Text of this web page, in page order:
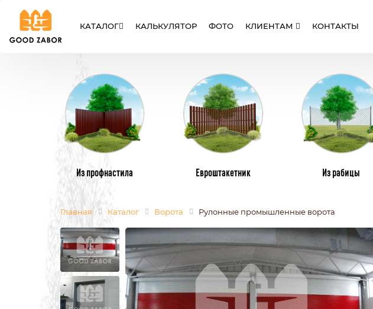
КАТАЛОГ
ЗАБОРЫ
МЕТАЛЛИЧЕСКИЕ ЗАБОРЫ
ИЗ ЕВРОШТАКЕТНИКА
СЕТКА РАБИЦА
СЕКЦИОННЫЕ ЗАБОРЫ
ИЗ 3Д СЕТКИ
ИЗ СВАРНОЙ СЕТКИ
ИЗ ПРОФИЛЬНОЙ ТРУБЫ
МЕТАЛЛИЧЕСКИЕ
ИЗ ПРОФНАСТИЛА
СВАРНЫЕ
ИЗ ПОЛИКАРБОНАТА
ЗАБОРЫ ИЗ ПРОФНАСТИЛА
ПОД КРИПИЧ
ДЛЯ ДАЧИ
КАЛИТКИ СТОЛБЫ
КАЛЬКУЛЯТОР ФОТО КЛИЕНТАМ КОНТАКТЫ
Из профнастила Евроштакетник Из рабицы
Главная Каталог Ворота Рулонные промышленные ворота